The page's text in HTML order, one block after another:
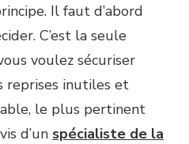
Il faut d’abord
C’est la seule
voulez sécuriser
reprises inutiles et
le plus pertinent
d’un spécialiste de la